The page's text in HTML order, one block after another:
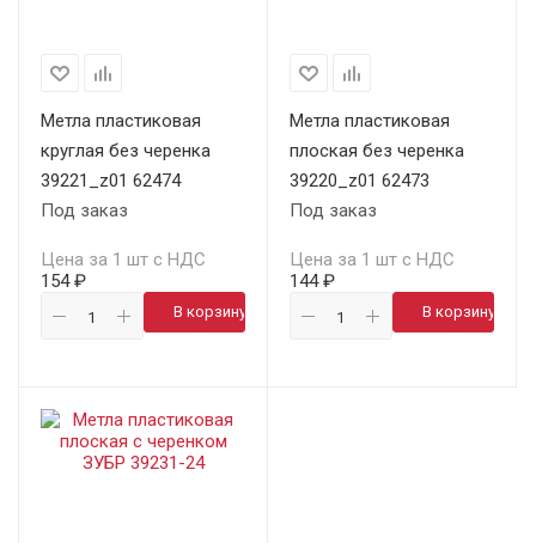
Метла пластиковая
круглая без черенка
39221_z01 62474
Под заказ
Цена за 1 шт с НДС
154 ₽
В корзину
Метла пластиковая
плоская без черенка
39220_z01 62473
Под заказ
Цена за 1 шт с НДС
144 ₽
В корзину